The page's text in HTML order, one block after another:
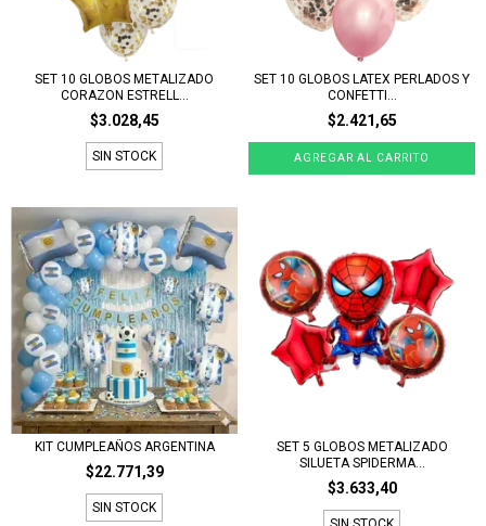
SET 10 GLOBOS METALIZADO
CORAZON ESTRELL...
$3.028,45
SIN STOCK
SET 10 GLOBOS LATEX PERLADOS Y
CONFETTI...
$2.421,65
KIT CUMPLEAÑOS ARGENTINA
$22.771,39
SIN STOCK
SET 5 GLOBOS METALIZADO
SILUETA SPIDERMA...
$3.633,40